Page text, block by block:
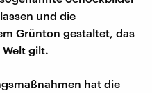
und die
Grünton gestaltet, das
gilt.
hat die